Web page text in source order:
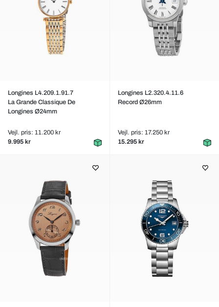
Longines L4.209.1.91.7
La Grande Classique De
Longines Ø24mm
Vejl. pris: 11.200 kr
9.995 kr
Longines L2.320.4.11.6
Record Ø26mm
Vejl. pris: 17.250 kr
15.295 kr